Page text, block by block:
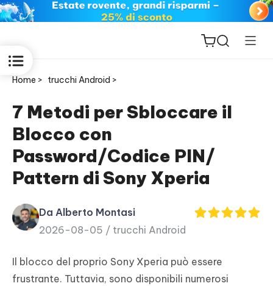
for iOS
PDF
Editor
New
iAnyGo
Home > trucchi Android >
7 Metodi per Sbloccare il
Blocco con
Password/Codice PIN/
Pattern di Sony Xperia
Da Alberto Montasi
2026-08-05 / trucchi Android
Il blocco del proprio Sony Xperia può essere
frustrante. Tuttavia, sono disponibili numerosi